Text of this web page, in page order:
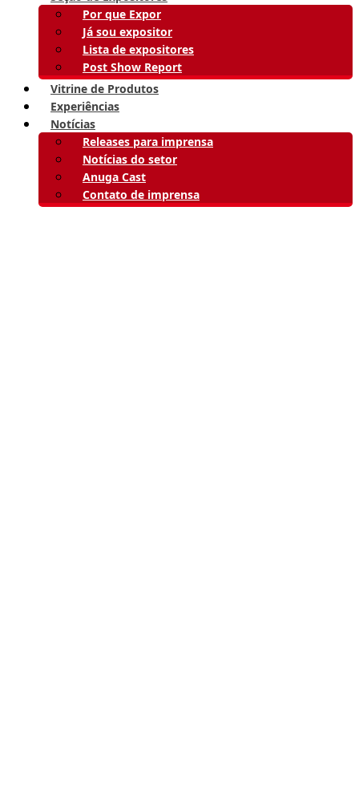
Por que Expor
Já sou expositor
Lista de expositores
Post Show Report
Vitrine de Produtos
Experiências
Notícias
Releases para imprensa
Notícias do setor
Anuga Cast
Contato de imprensa